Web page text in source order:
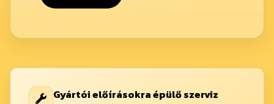
Gyártói előírásokra épülő szerviz